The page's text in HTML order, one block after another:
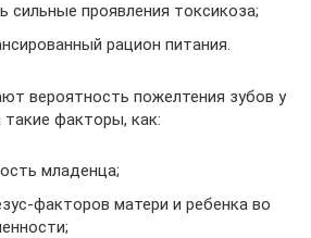
сильные проявления токсикоза;
рацион питания.
вероятность пожелтения зубов у
такие факторы, как:
младенца;
факторов матери и ребенка во